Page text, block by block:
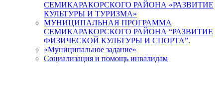
СЕМИКАРАКОРСКОГО РАЙОНА «РАЗВИТИЕ
КУЛЬТУРЫ И ТУРИЗМА»
МУНИЦИПАЛЬНАЯ ПРОГРАММА
СЕМИКАРАКОРСКОГО РАЙОНА “РАЗВИТИЕ
ФИЗИЧЕСКОЙ КУЛЬТУРЫ И СПОРТА”.
«Муниципальное задание»
Социализация и помощь инвалидам